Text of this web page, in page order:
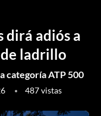
dirá adiós a
ladrillo
categoría ATP 500
487vistas